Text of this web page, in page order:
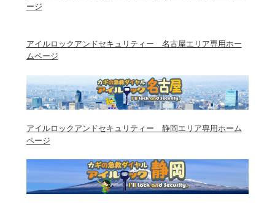
ージ
アイルロックアンドセキュリティー 名古屋エリア専用ホー
ムページ
アイルロックアンドセキュリティー 静岡エリア専用ホーム
ページ